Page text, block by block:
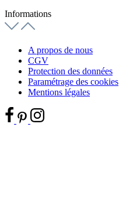
Informations
A propos de nous
CGV
Protection des données
Paramétrage des cookies
Mentions légales